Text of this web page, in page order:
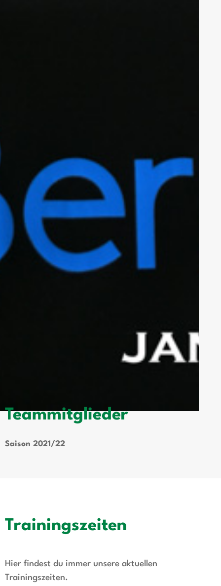
Teammitglieder
Saison 2021/22
Trainingszeiten
Hier findest du immer unsere aktuellen
Trainingszeiten.